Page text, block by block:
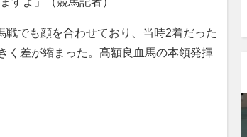
でも顔を合わせており、当時2着だった
く差が縮まった。高額良血馬の本領発揮